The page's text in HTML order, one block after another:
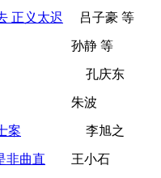
正义太迟 吕子豪 等
孙静 等
东
波
案 李旭之
非曲直 王小石